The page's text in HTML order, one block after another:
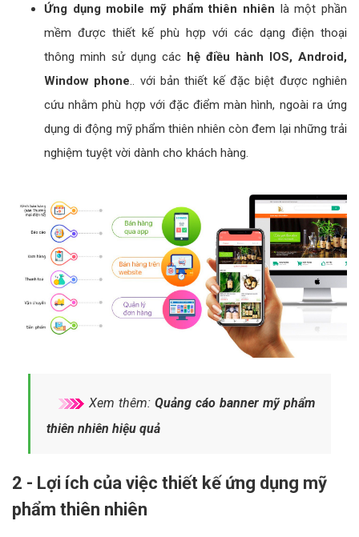
Ứng dụng mobile mỹ phẩm thiên nhiên là một phần
mềm được thiết kế phù hợp với các dạng điện thoại
thông minh sử dụng các hệ điều hành IOS, Android,
Window phone .. với bản thiết kế đặc biệt được nghiên
cứu nhằm phù hợp với đặc điểm màn hình, ngoài ra ứng
dụng di động mỹ phẩm thiên nhiên còn đem lại những trải
nghiệm tuyệt vời dành cho khách hàng.
Xem thêm: Quảng cáo banner mỹ phẩm
thiên nhiên hiệu quả
2 - Lợi ích của việc thiết kế ứng dụng mỹ
phẩm thiên nhiên